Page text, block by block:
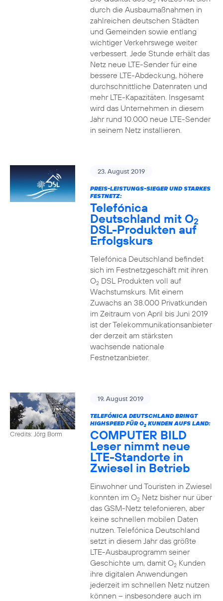
durch die Ausbaumaßnahmen in
zahlreichen deutschen Städten
und Gemeinden sowie entlang
wichtiger Verkehrswege weiter
verbessert. Jede Stunde erhält das
Netz neue LTE-Sender für eine
bessere LTE-Abdeckung, höhere
durchschnittliche Datenraten und
mehr LTE-Kapazitäten. Insgesamt
wird das Unternehmen in diesem
Jahr rund 10.000 neue LTE-Sender
in seinem Netz installieren.
23. August 2019
PREIS-LEISTUNGS-SIEGER UND STARKES
FESTNETZ:
Telefónica
Deutschland mit O2
DSL-Produkten auf
Erfolgskurs
Telefónica Deutschland befindet
sich im Festnetzgeschäft mit ihren
O2DSL Produkten voll auf
Wachstumskurs. Mit einem
Zuwachs an 38.000 Privatkunden
im Zeitraum von April bis Juni 2019
ist der Telekommunikationsanbieter
der derzeit am stärksten
wachsende nationale
Festnetzanbieter.
Credits: Jörg Borm
19. August 2019
TELEFÓNICA DEUTSCHLAND BRINGT
HIGHSPEED FÜR O2KUNDEN AUFS LAND:
COMPUTER BILD
Leser nimmt neue
LTE-Standorte in
Zwiesel in Betrieb
Einwohner und Touristen in Zwiesel
konnten im O2Netz bisher nur über
das GSM-Netz telefonieren, aber
keine schnellen mobilen Daten
nutzen. Telefónica Deutschland
setzt in diesem Jahr das größte
LTE-Ausbauprogramm seiner
Geschichte um, damit O2Kunden
ihre digitalen Anwendungen
jederzeit im schnellen Netz nutzen
können – insbesondere auch im